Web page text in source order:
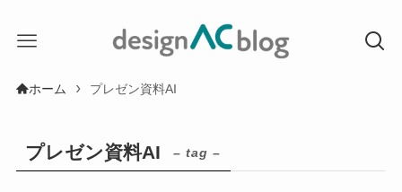
ホーム プレゼン資料AI
プレゼン資料AI – tag –